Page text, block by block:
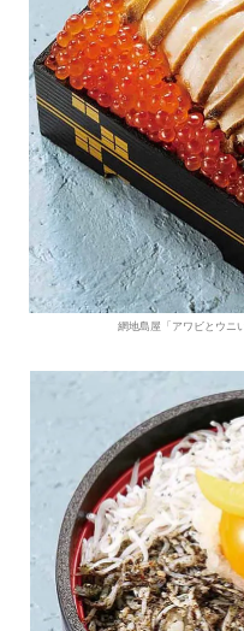
網地島屋「アワビとウニ